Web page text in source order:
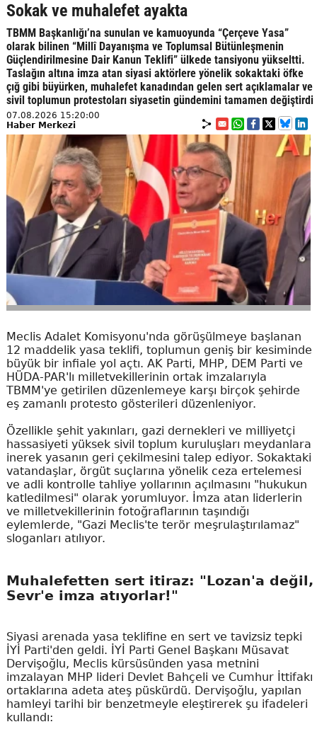
Sokak ve muhalefet ayakta
TBMM Başkanlığı’na sunulan ve kamuoyunda “Çerçeve Yasa”
olarak bilinen “Millî Dayanışma ve Toplumsal Bütünleşmenin
Güçlendirilmesine Dair Kanun Teklifi” ülkede tansiyonu yükseltti.
Taslağın altına imza atan siyasi aktörlere yönelik sokaktaki öfke
çığ gibi büyürken, muhalefet kanadından gelen sert açıklamalar ve
sivil toplumun protestoları siyasetin gündemini tamamen değiştirdi
07.08.2026 15:20:00
Haber Merkezi
Meclis Adalet Komisyonu'nda görüşülmeye başlanan
12 maddelik yasa teklifi, toplumun geniş bir kesiminde
büyük bir infiale yol açtı. AK Parti, MHP, DEM Parti ve
HÜDA-PAR'lı milletvekillerinin ortak imzalarıyla
TBMM'ye getirilen düzenlemeye karşı birçok şehirde
eş zamanlı protesto gösterileri düzenleniyor.
Özellikle şehit yakınları, gazi dernekleri ve milliyetçi
hassasiyeti yüksek sivil toplum kuruluşları meydanlara
inerek yasanın geri çekilmesini talep ediyor. Sokaktaki
vatandaşlar, örgüt suçlarına yönelik ceza ertelemesi
ve adli kontrolle tahliye yollarının açılmasını "hukukun
katledilmesi" olarak yorumluyor. İmza atan liderlerin
ve milletvekillerinin fotoğraflarının taşındığı
eylemlerde, "Gazi Meclis'te terör meşrulaştırılamaz"
sloganları atılıyor.
Muhalefetten sert itiraz: "Lozan'a değil,
Sevr'e imza atıyorlar!"
Siyasi arenada yasa teklifine en sert ve tavizsiz tepki
İYİ Parti'den geldi. İYİ Parti Genel Başkanı Müsavat
Dervişoğlu, Meclis kürsüsünden yasa metnini
imzalayan MHP lideri Devlet Bahçeli ve Cumhur İttifakı
ortaklarına adeta ateş püskürdü. Dervişoğlu, yapılan
hamleyi tarihi bir benzetmeyle eleştirerek şu ifadeleri
kullandı: